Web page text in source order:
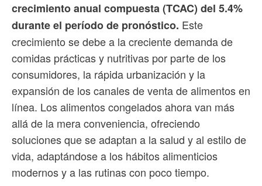
crecimiento anual compuesta (TCAC) del 5.4%
durante el período de pronóstico. Este
crecimiento se debe a la creciente demanda de
comidas prácticas y nutritivas por parte de los
consumidores, la rápida urbanización y la
expansión de los canales de venta de alimentos en
línea. Los alimentos congelados ahora van más
allá de la mera conveniencia, ofreciendo
soluciones que se adaptan a la salud y al estilo de
vida, adaptándose a los hábitos alimenticios
modernos y a las rutinas con poco tiempo.